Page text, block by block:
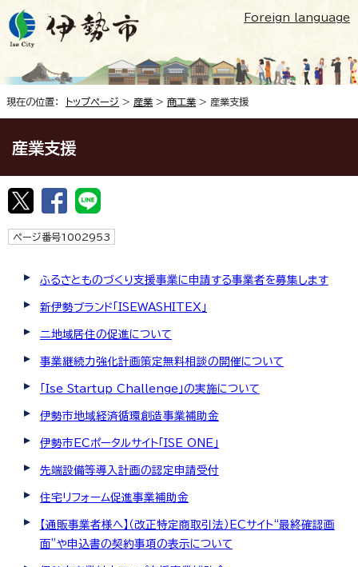
Foreign language
現在の位置： トップページ > 産業 > 商工業 > 産業支援
産業支援
ページ番号1002953
ふるさとものづくり支援事業に申請する事業者を募集します
新伊勢ブランド「ISEWASHITEX」
二地域居住の促進について
事業継続力強化計画策定無料相談の開催について
「Ise Startup Challenge」の実施について
伊勢市地域経済循環創造事業補助金
伊勢市ECポータルサイト「ISE ONE」
先端設備等導入計画の認定申請受付
住宅リフォーム促進事業補助金
【通販事業者様へ】（改正特定商取引法）ECサイト“最終確認画
面”や申込書の契約事項の表示について